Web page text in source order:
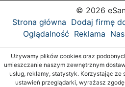
© 2026
Strona główna Dodaj firmę
Oglądalność Reklama
Używamy plików cookies oraz
umieszczanie naszym zewnętrznym
usług, reklamy, statystyk. Korzystając
ustawień przeglądarki, wyrażasz